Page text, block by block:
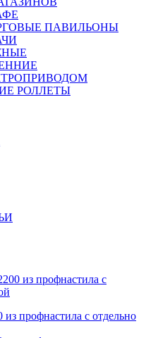
ПАВИЛЬОНЫ
РОЛЛЕТЫ
из профнастила с